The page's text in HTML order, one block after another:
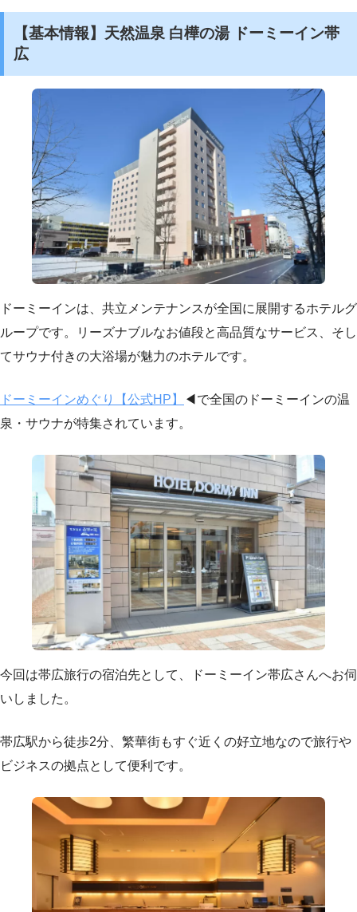
【基本情報】天然温泉 白樺の湯 ドーミーイン帯
広
ドーミーインは、共立メンテナンスが全国に展開するホテルグ
ループです。リーズナブルなお値段と高品質なサービス、そし
てサウナ付きの大浴場が魅力のホテルです。
ドーミーインめぐり【公式HP】
◀で全国のドーミーインの温
泉・サウナが特集されています。
今回は帯広旅行の宿泊先として、ドーミーイン帯広さんへお伺
いしました。
帯広駅から徒歩2分、繁華街もすぐ近くの好立地なので旅行や
ビジネスの拠点として便利です。